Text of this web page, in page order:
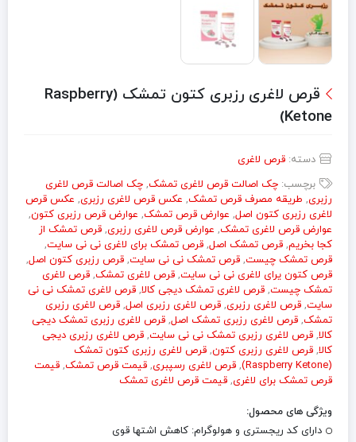
قرص لاغری رزبری کتون تمشک (Raspberry
Ketone)
دسته: قرص لاغری
برچسب: چک اصالت قرص لاغری تمشک, چک اصالت قرص لاغری
رزبری, طریقه مصرف قرص تمشک, عکس قرص لاغری رزبری, عکس قرص
لاغری رزبری کتون اصل, عوارض قرص تمشک, عوارض قرص رزبری کتون,
عوارض قرص لاغری تمشک, عوارض‌ قرص لاغری رزبری, قرص تمشک از
کجا بخریم, قرص تمشک اصل, قرص تمشک برای لاغری نی نی سایت,
قرص تمشک چیست, قرص تمشک نی نی سایت, قرص رزبری کتون اصل,
قرص کتون یرای لاغری نی نی سایت, قرص لاغری تمشک, قرص لاغری
تمشک چیست, قرص لاغری تمشک دیجی کالا, قرص لاغری تمشک نی نی
سایت, قرص لاغری رزبری, قرص لاغری‌ رزبری اصل, قرص لاغری رزبری
تمشک, قرص لاغری رزبری تمشک اصل, قرص لاغری رزبری تمشک دیجی
کالا, قرص لاغری رزبری تمشک نی نی سایت, قرص لاغری رزبری دیجی
کالا, قرص لاغری رزبری کتون, قرص لاغری رزبری کتون تمشک
(Raspberry Ketone)
, قرص لاغری رسپبری, قیمت قرص تمشک, قیمت
قرص تمشک برای لاغری, قیمت قرص لاغری تمشک
ویژگی های محصول:
دارای کد ریجستری و هولوگرام: کاهش اشتها قوی